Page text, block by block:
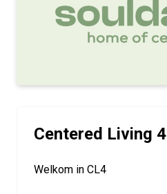
Centered Living 4
Welkom in CL4